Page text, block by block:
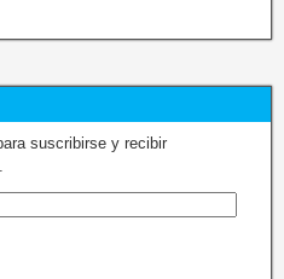
suscribirse y recibir